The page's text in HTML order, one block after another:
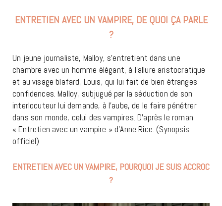
ENTRETIEN AVEC UN VAMPIRE, DE QUOI ÇA PARLE
?
Un jeune journaliste, Malloy, s’entretient dans une
chambre avec un homme élégant, à l’allure aristocratique
et au visage blafard, Louis, qui lui fait de bien étranges
confidences. Malloy, subjugué par la séduction de son
interlocuteur lui demande, à l’aube, de le faire pénétrer
dans son monde, celui des vampires. D’après le roman
« Entretien avec un vampire » d’Anne Rice. (Synopsis
officiel)
ENTRETIEN AVEC UN VAMPIRE, POURQUOI JE SUIS ACCROC
?